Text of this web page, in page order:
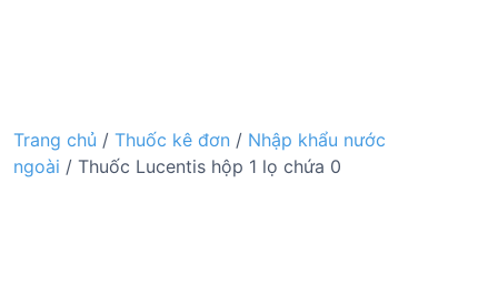
Trang chủ / Thuốc kê đơn / Nhập khẩu nước
ngoài / Thuốc Lucentis hộp 1 lọ chứa 0